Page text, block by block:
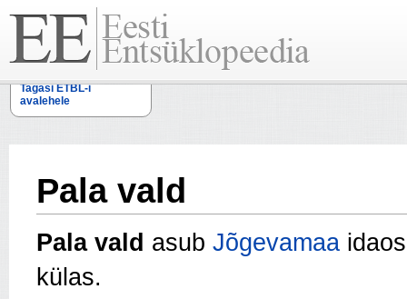
Tagasi ETBL-i
avalehele
Pala vald
Pala vald asub Jõgevamaa
külas.